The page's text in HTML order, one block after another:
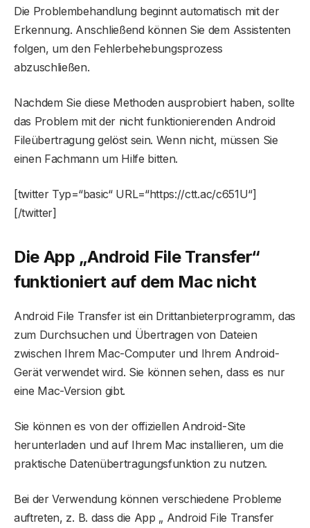
Die Problembehandlung beginnt automatisch mit der
Erkennung. Anschließend können Sie dem Assistenten
folgen, um den Fehlerbehebungsprozess
abzuschließen.
Nachdem Sie diese Methoden ausprobiert haben, sollte
das Problem mit der nicht funktionierenden Android
Fileübertragung gelöst sein. Wenn nicht, müssen Sie
einen Fachmann um Hilfe bitten.
[twitter Typ=“basic“ URL=“https://ctt.ac/c651U“]
[/twitter]
Die App „Android File Transfer“
funktioniert auf dem Mac nicht
Android File Transfer ist ein Drittanbieterprogramm, das
zum Durchsuchen und Übertragen von Dateien
zwischen Ihrem Mac-Computer und Ihrem Android-
Gerät verwendet wird. Sie können sehen, dass es nur
eine Mac-Version gibt.
Sie können es von der offiziellen Android-Site
herunterladen und auf Ihrem Mac installieren, um die
praktische Datenübertragungsfunktion zu nutzen.
Bei der Verwendung können verschiedene Probleme
auftreten, z. B. dass die App „ Android File Transfer